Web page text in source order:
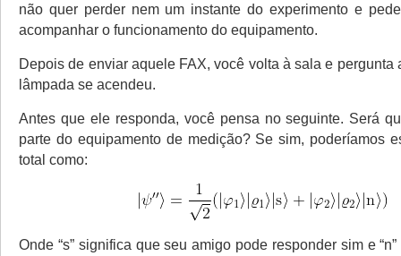
não quer perder nem um instante do experimento e
acompanhar o funcionamento do equipamento.
Depois de enviar aquele FAX, você volta à sala e pergunta
lâmpada se acendeu.
Antes que ele responda, você pensa no seguinte. Será
parte do equipamento de medição? Se sim, poderíamos
total como:
Onde “s” significa que seu amigo pode responder sim e